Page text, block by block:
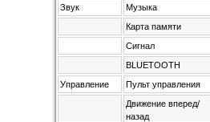
Звук Музыка
Карта памяти
Сигнал
BLUETOOTH
Управление
Пульт управления
Движение вперед/
назад